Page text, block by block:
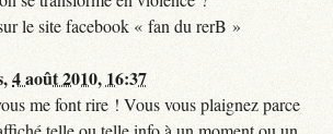
le site facebook « fan du rerB »
4 août 2010, 16:37
me font rire ! Vous vous plaignez parce